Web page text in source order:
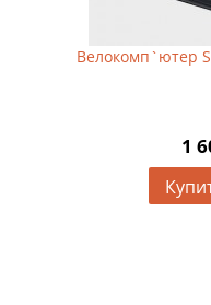
Велокомп`ютер
1